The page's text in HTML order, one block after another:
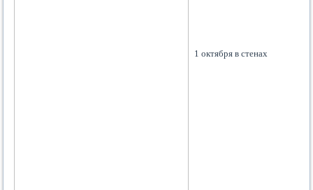
1 октября в стенах